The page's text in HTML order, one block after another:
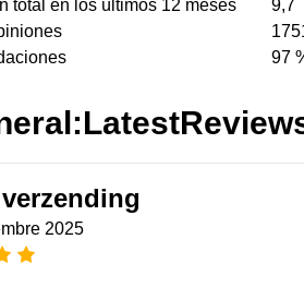
total en los últimos 12 meses
9,7
97
2025